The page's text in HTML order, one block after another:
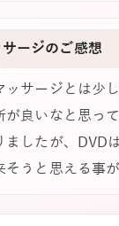
ージのご感想
ッサージとは少
が良いなと思っ
ましたが、DVD
そうと思える事